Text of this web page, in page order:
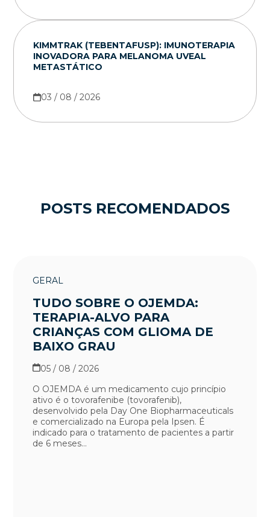
KIMMTRAK (TEBENTAFUSP): IMUNOTERAPIA
INOVADORA PARA MELANOMA UVEAL
METASTÁTICO
03 / 08 / 2026
POSTS RECOMENDADOS
GERAL
TUDO SOBRE O OJEMDA:
TERAPIA-ALVO PARA
CRIANÇAS COM GLIOMA DE
BAIXO GRAU
05 / 08 / 2026
O OJEMDA é um medicamento cujo princípio
ativo é o tovorafenibe (tovorafenib),
desenvolvido pela Day One Biopharmaceuticals
e comercializado na Europa pela Ipsen. É
indicado para o tratamento de pacientes a partir
de 6 meses...